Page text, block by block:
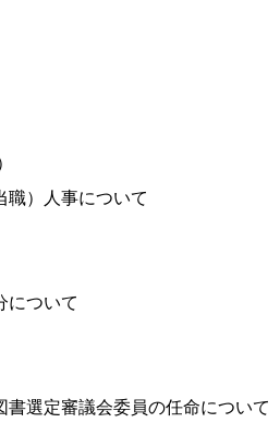
職）人事について
について
選定審議会委員の任命について